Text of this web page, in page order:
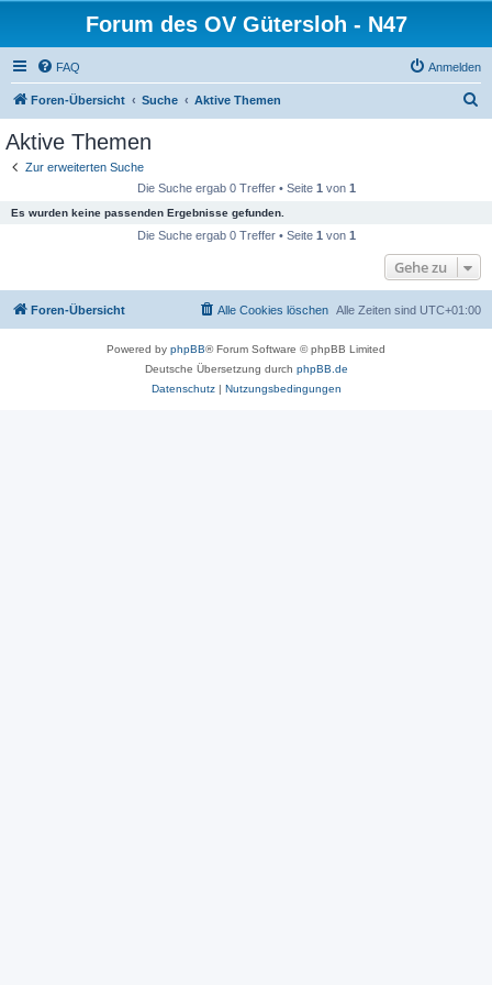
Forum des OV Gütersloh - N47
FAQ Anmelden
Foren-Übersicht Suche Aktive Themen
Aktive Themen
Zur erweiterten Suche
Die Suche ergab 0 Treffer • Seite 1 von 1
Es wurden keine passenden Ergebnisse gefunden.
Die Suche ergab 0 Treffer • Seite 1 von 1
Gehe zu
Foren-Übersicht Alle Zeiten sind UTC+01:00
Alle Cookies löschen
Powered by phpBB® Forum Software © phpBB Limited
Deutsche Übersetzung durch phpBB.de
Datenschutz| Nutzungsbedingungen